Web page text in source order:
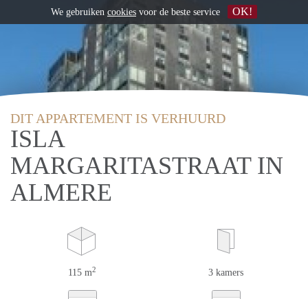
DIT APPARTEMENT IS VERHUURD
ISLA
MARGARITASTRAAT IN
ALMERE
115 m2 3 kamers
We gebruiken cookies voor de beste service OK!